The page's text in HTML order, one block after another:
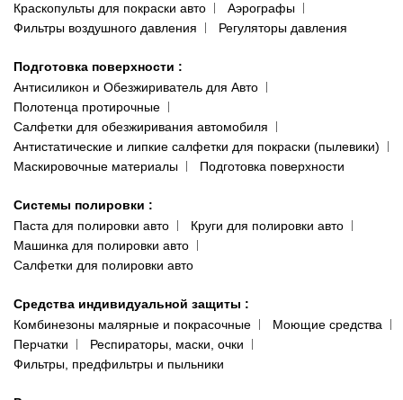
Краскопульты для покраски авто
Аэрографы
Фильтры воздушного давления
Регуляторы давления
Подготовка поверхности :
Антисиликон и Обезжириватель для Авто
Полотенца протирочные
Салфетки для обезжиривания автомобиля
Антистатические и липкие салфетки для покраски (пылевики)
Маскировочные материалы
Подготовка поверхности
Системы полировки :
Паста для полировки авто
Круги для полировки авто
Машинка для полировки авто
Салфетки для полировки авто
Средства индивидуальной защиты :
Комбинезоны малярные и покрасочные
Моющие средства
Перчатки
Респираторы, маски, очки
Фильтры, предфильтры и пыльники